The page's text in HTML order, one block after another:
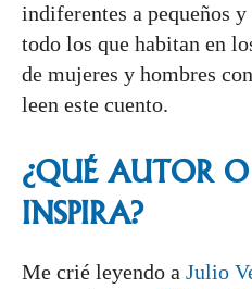
indiferentes a pequeños
todo los que habitan en
de mujeres y hombres
leen este cuento.
¿QUÉ AUTOR
INSPIRA?
Me crié leyendo a Julio